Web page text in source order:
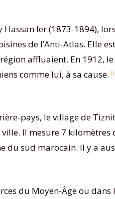
Ier (1873-1894),
de l’Anti-Atlas. Elle
affluaient. En 1912,
comme lui, à sa cause.
pays, le village de
Il mesure 7
du sud marocain. Il y a
du Moyen-Âge ou